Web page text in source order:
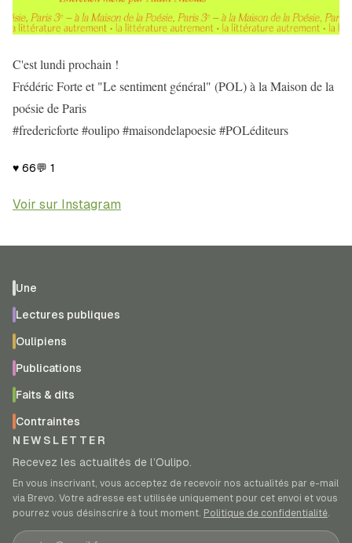
C'est lundi prochain !
Frédéric Forte et "Le sentiment général" (POL) à la Maison de la
poésie de Paris
#fredericforte #oulipo #maisondelapoesie #POLéditeurs
♥ 66💬 1
Voir sur Instagram
Une
Lectures publiques
Oulipiens
Publications
Faits & dits
Contraintes
NEWSLETTER
Recevez les actualités de l’Oulipo.
En vous inscrivant, vous acceptez de recevoir nos actualités par e-mail
via Brevo. Votre adresse est utilisée uniquement pour cet envoi et vous
pourrez vous désinscrire à tout moment. Politique de confidentialité.
Adresse e-mail